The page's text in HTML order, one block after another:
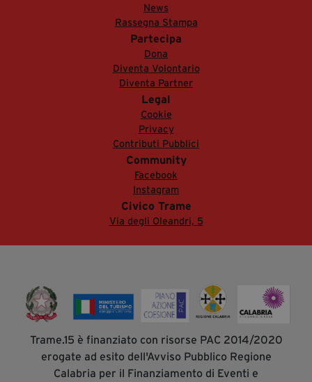
News
Rassegna Stampa
Partecipa
Dona
Diventa Volontario
Diventa Partner
Legal
Cookie
Privacy
Contributi Pubblici
Community
Facebook
Instagram
Civico Trame
Via degli Oleandri, 5
Trame.15 è finanziato con risorse PAC 2014/2020
erogate ad esito dell'Avviso Pubblico Regione
Calabria per il Finanziamento di Eventi e